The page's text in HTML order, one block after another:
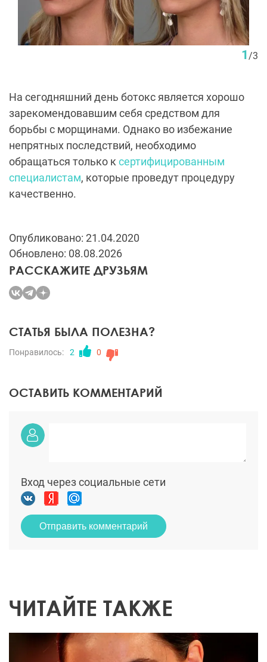
1/3
На сегодняшний день ботокс является хорошо
зарекомендовавшим себя средством для
борьбы с морщинами. Однако во избежание
непрятных последствий, необходимо
обращаться только к сертифицированным
специалистам, которые проведут процедуру
качественно.
Опубликовано: 21.04.2020
Обновлено: 08.08.2026
РАССКАЖИТЕ ДРУЗЬЯМ
СТАТЬЯ БЫЛА ПОЛЕЗНА?
Понравилось: 2 0
ОСТАВИТЬ КОММЕНТАРИЙ
Вход через социальные сети
Отправить комментарий
ЧИТАЙТЕ ТАКЖЕ